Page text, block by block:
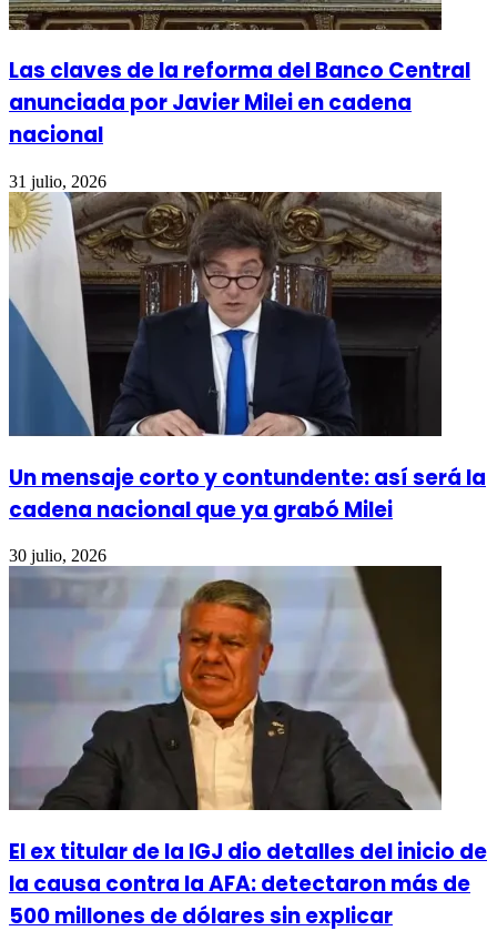
Las claves de la reforma del Banco Central
anunciada por Javier Milei en cadena
nacional
31 julio, 2026
Un mensaje corto y contundente: así será la
cadena nacional que ya grabó Milei
30 julio, 2026
El ex titular de la IGJ dio detalles del inicio de
la causa contra la AFA: detectaron más de
500 millones de dólares sin explicar